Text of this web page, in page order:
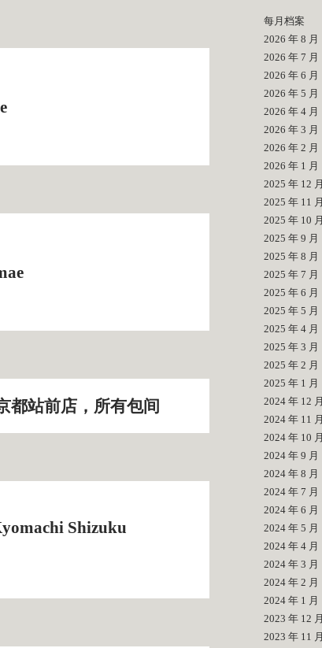
都站前店，所有包间
Shizuku
每月档案
2026 年 8 月
2026 年 7 月
2026 年 6 月
2026 年 5 月
2026 年 4 月
2026 年 3 月
2026 年 2 月
2026 年 1 月
2025 年 12 月
2025 年 11 月
2025 年 10 月
2025 年 9 月
2025 年 8 月
2025 年 7 月
2025 年 6 月
2025 年 5 月
2025 年 4 月
2025 年 3 月
2025 年 2 月
2025 年 1 月
2024 年 12 月
2024 年 11 月
2024 年 10 月
2024 年 9 月
2024 年 8 月
2024 年 7 月
2024 年 6 月
2024 年 5 月
2024 年 4 月
2024 年 3 月
2024 年 2 月
2024 年 1 月
2023 年 12 月
2023 年 11 月